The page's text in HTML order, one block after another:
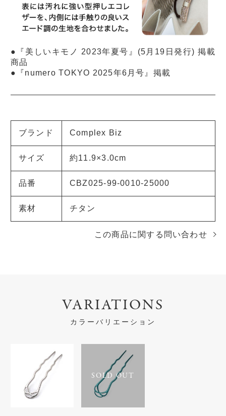
●『美しいキモノ 2023年夏号』(5月19日発行) 掲載
商品
●『numero TOKYO 2025年6月号』掲載
ブランド Complex Biz
サイズ 約11.9×3.0cm
品番 CBZ025-99-0010-25000
素材 チタン
この商品に関する問い合わせ
VARIATIONS
カラーバリエーション
SOLD OUT